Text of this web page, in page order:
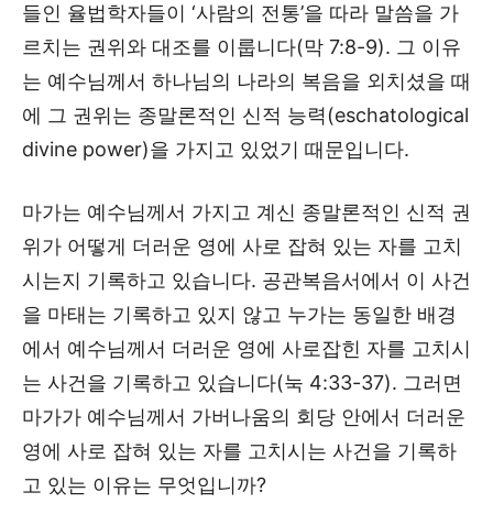
들인 율법학자들이 ‘사람의 전통’을 따라 말씀을 가
르치는 권위와 대조를 이룹니다(막 7:8-9). 그 이유
는 예수님께서 하나님의 나라의 복음을 외치셨을 때
에 그 권위는 종말론적인 신적 능력(eschatological
divine power)을 가지고 있었기 때문입니다.
마가는 예수님께서 가지고 계신 종말론적인 신적 권
위가 어떻게 더러운 영에 사로 잡혀 있는 자를 고치
시는지 기록하고 있습니다. 공관복음서에서 이 사건
을 마태는 기록하고 있지 않고 누가는 동일한 배경
에서 예수님께서 더러운 영에 사로잡힌 자를 고치시
는 사건을 기록하고 있습니다(눅 4:33-37). 그러면
마가가 예수님께서 가버나움의 회당 안에서 더러운
영에 사로 잡혀 있는 자를 고치시는 사건을 기록하
고 있는 이유는 무엇입니까?